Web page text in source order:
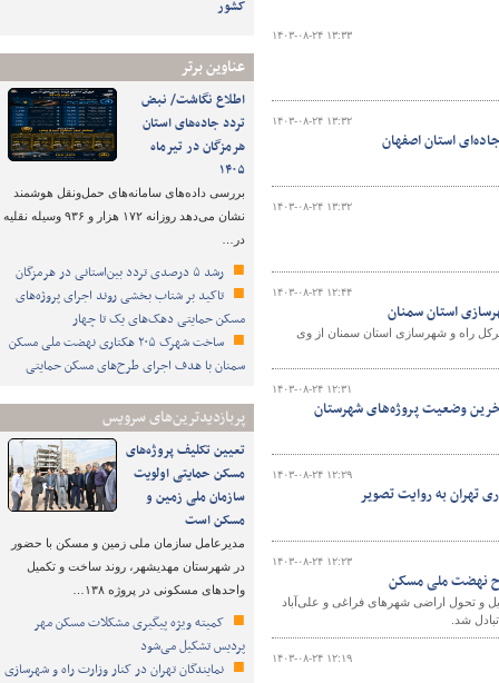
کشور
عناوین برتر
اطلاع نگاشت/ نبض
تردد جاده‌های استان
هرمزگان در تیرماه
۱۴۰۵
بررسی داده‌های سامانه‌های حمل‌ونقل هوشمند
نشان می‌دهد روزانه ۱۷۲ هزار و ۹۳۶ وسیله نقلیه
در…
رشد ۵ درصدی تردد بین‌استانی در هرمزگان
تاکید بر شتاب ‌بخشی روند اجرای پروژه‌های
مسکن حمایتی دهک‌های یک تا چهار
ساخت شهرک ۲۰۵ هکتاری نهضت ملی مسکن
سمنان با هدف اجرای طرح‌های مسکن حمایتی
پربازدیدترین‌های سرویس
تعیین تکلیف پروژه‌های
مسکن حمایتی اولویت
سازمان ملی زمین و
مسکن است
مدیرعامل سازمان ملی زمین و مسکن با حضور
در شهرستان مهدیشهر، روند ساخت و تکمیل
واحدهای مسکونی در پروژه ۱۳۸…
کمیته ویژه پیگیری مشکلات مسکن مهر
پردیس تشکیل می‌شود
نمایندگان تهران در کنار وزارت راه و شهرسازی
۱۴۰۳-۰۸-۲۴ ۱۳:۳۳
۱۴۰۳-۰۸-۲۴ ۱۳:۳۲
استان اصفهان
۱۴۰۳-۰۸-۲۴ ۱۳:۳۲
۱۴۰۳-۰۸-۲۴ ۱۲:۴۴
استان سمنان
راه و شهرسازی استان سمنان از وی
۱۴۰۳-۰۸-۲۴ ۱۲:۳۱
آخرین وضعیت پروژه‌های شهرستان
۱۴۰۳-۰۸-۲۴ ۱۲:۲۹
۱۴۰۳-۰۸-۲۴ ۱۲:۲۳
نهضت ملی مسکن
و تحول اراضی شهرهای فراغی و علی‌آباد
شد.
۱۴۰۳-۰۸-۲۴ ۱۲:۱۹